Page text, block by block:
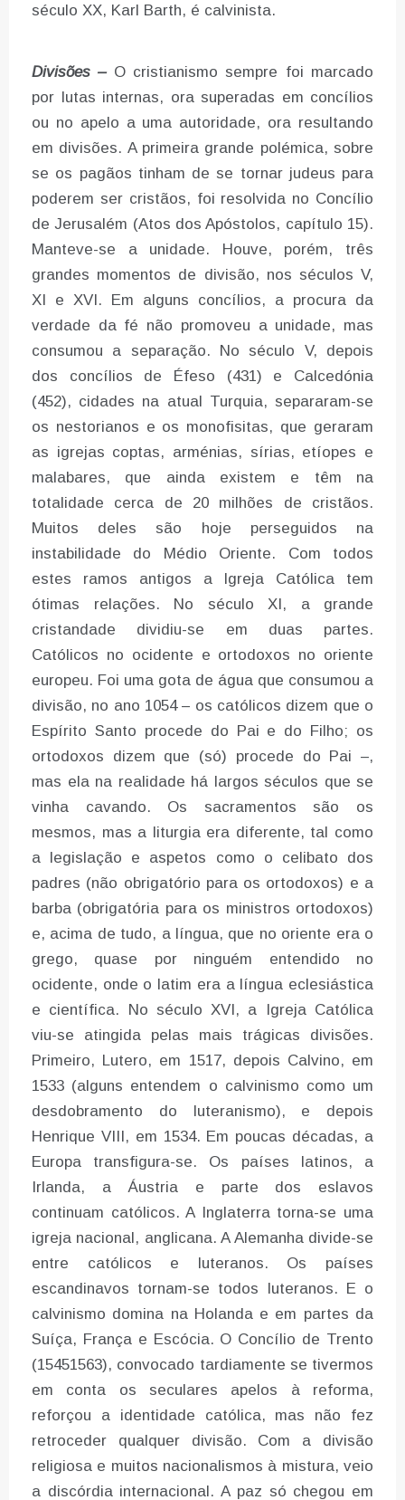
século XX, Karl Barth, é calvinista.
Divisões –O cristianismo sempre foi marcado
por lutas internas, ora superadas em concílios
ou no apelo a uma autoridade, ora resultando
em divisões. A primeira grande polémica, sobre
se os pagãos tinham de se tornar judeus para
poderem ser cristãos, foi resolvida no Concílio
de Jerusalém (Atos dos Apóstolos, capítulo 15).
Manteve-se a unidade. Houve, porém, três
grandes momentos de divisão, nos séculos V,
XI e XVI. Em alguns concílios, a procura da
verdade da fé não promoveu a unidade, mas
consumou a separação. No século V, depois
dos concílios de Éfeso (431) e Calcedónia
(452), cidades na atual Turquia, separaram-se
os nestorianos e os monofisitas, que geraram
as igrejas coptas, arménias, sírias, etíopes e
malabares, que ainda existem e têm na
totalidade cerca de 20 milhões de cristãos.
Muitos deles são hoje perseguidos na
instabilidade do Médio Oriente. Com todos
estes ramos antigos a Igreja Católica tem
ótimas relações. No século XI, a grande
cristandade dividiu-se em duas partes.
Católicos no ocidente e ortodoxos no oriente
europeu. Foi uma gota de água que consumou a
divisão, no ano 1054 – os católicos dizem que o
Espírito Santo procede do Pai e do Filho; os
ortodoxos dizem que (só) procede do Pai –,
mas ela na realidade há largos séculos que se
vinha cavando. Os sacramentos são os
mesmos, mas a liturgia era diferente, tal como
a legislação e aspetos como o celibato dos
padres (não obrigatório para os ortodoxos) e a
barba (obrigatória para os ministros ortodoxos)
e, acima de tudo, a língua, que no oriente era o
grego, quase por ninguém entendido no
ocidente, onde o latim era a língua eclesiástica
e científica. No século XVI, a Igreja Católica
viu-se atingida pelas mais trágicas divisões.
Primeiro, Lutero, em 1517, depois Calvino, em
1533 (alguns entendem o calvinismo como um
desdobramento do luteranismo), e depois
Henrique VIII, em 1534. Em poucas décadas, a
Europa transfigura-se. Os países latinos, a
Irlanda, a Áustria e parte dos eslavos
continuam católicos. A Inglaterra torna-se uma
igreja nacional, anglicana. A Alemanha divide-se
entre católicos e luteranos. Os países
escandinavos tornam-se todos luteranos. E o
calvinismo domina na Holanda e em partes da
Suíça, França e Escócia. O Concílio de Trento
(15451563), convocado tardiamente se tivermos
em conta os seculares apelos à reforma,
reforçou a identidade católica, mas não fez
retroceder qualquer divisão. Com a divisão
religiosa e muitos nacionalismos à mistura, veio
a discórdia internacional. A paz só chegou em